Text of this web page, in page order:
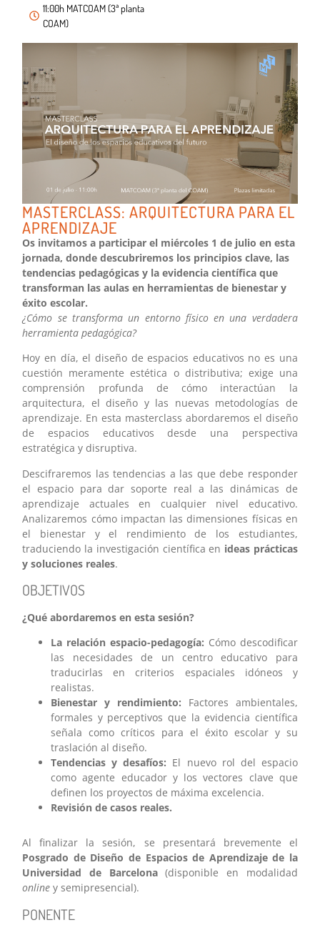
11:00h MATCOAM (3ª planta
COAM)
MASTERCLASS: ARQUITECTURA PARA EL
APRENDIZAJE
Os invitamos a participar el miércoles 1 de julio en esta
jornada, donde descubriremos los principios clave, las
tendencias pedagógicas y la evidencia científica que
transforman las aulas en herramientas de bienestar y
éxito escolar.
¿Cómo se transforma un entorno físico en una verdadera
herramienta pedagógica?
Hoy en día, el diseño de espacios educativos no es una
cuestión meramente estética o distributiva; exige una
comprensión profunda de cómo interactúan la
arquitectura, el diseño y las nuevas metodologías de
aprendizaje. En esta masterclass abordaremos el diseño
de espacios educativos desde una perspectiva
estratégica y disruptiva.
Descifraremos las tendencias a las que debe responder
el espacio para dar soporte real a las dinámicas de
aprendizaje actuales en cualquier nivel educativo.
Analizaremos cómo impactan las dimensiones físicas en
el bienestar y el rendimiento de los estudiantes,
traduciendo la investigación científica en ideas prácticas
y soluciones reales.
OBJETIVOS
¿Qué abordaremos en esta sesión?
La relación espacio-pedagogía: Cómo descodificar
las necesidades de un centro educativo para
traducirlas en criterios espaciales idóneos y
realistas.
Bienestar y rendimiento: Factores ambientales,
formales y perceptivos que la evidencia científica
señala como críticos para el éxito escolar y su
traslación al diseño.
Tendencias y desafíos: El nuevo rol del espacio
como agente educador y los vectores clave que
definen los proyectos de máxima excelencia.
Revisión de casos reales.
Al finalizar la sesión, se presentará brevemente el
Posgrado de Diseño de Espacios de Aprendizaje de la
Universidad de Barcelona(disponible en modalidad
online y semipresencial).
PONENTE